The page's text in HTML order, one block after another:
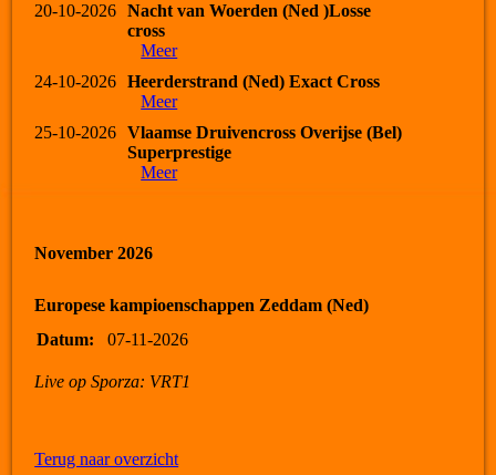
20-10-2026
Nacht van Woerden (Ned )Losse
cross
Meer
24-10-2026
Heerderstrand (Ned) Exact Cross
Meer
25-10-2026
Vlaamse Druivencross Overijse (Bel)
Superprestige
Meer
November 2026
Europese kampioenschappen Zeddam (Ned)
Datum:
07-11-2026
Live op Sporza: VRT1
Terug naar overzicht